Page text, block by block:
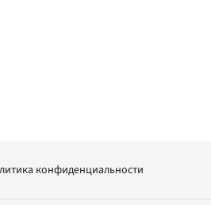
конфиденциальности